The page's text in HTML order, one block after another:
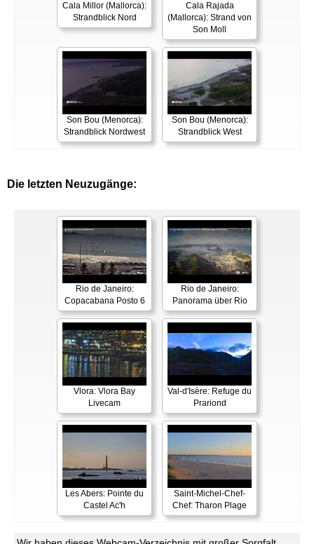
Cala Millor (Mallorca):
Strandblick Nord
Cala Rajada
(Mallorca): Strand von
Son Moll
Son Bou (Menorca):
Strandblick Nordwest
Son Bou (Menorca):
Strandblick West
Die letzten Neuzugänge:
Rio de Janeiro:
Copacabana Posto 6
Rio de Janeiro:
Panorama über Rio
Vlora: Vlora Bay
Livecam
Val-d'Isère: Refuge du
Prariond
Les Abers: Pointe du
Castel Ac'h
Saint-Michel-Chef-
Chef: Tharon Plage